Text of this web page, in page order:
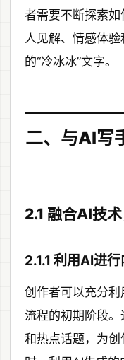
者需要不断探索
人见解、情感体
的“冷冰冰”文字。
二、与AI写
2.1 融合AI技
2.1.1 利用AI进
创作者可以充分
流程的初期阶段
和热点话题，为